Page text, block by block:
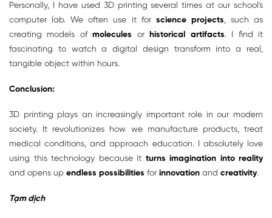
Personally, I have used 3D printing several times at our school's
computer lab. We often use it for science projects, such as
creating models ofmolecules or historical artifacts. I find it
fascinating to watch a digital design transform into a real,
tangible object within hours.
Conclusion:
3D printing plays an increasingly important role in our modern
society. It revolutionizes how we manufacture products, treat
medical conditions, and approach education. I absolutely love
using this technology because it turns imagination into reality
and opens up endless possibilities for innovation and creativity.
Tạm dịch